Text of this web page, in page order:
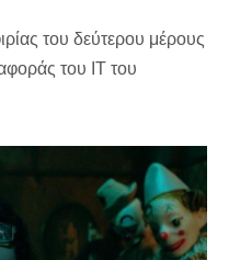
του δεύτερου μέρους
του ΙΤ του